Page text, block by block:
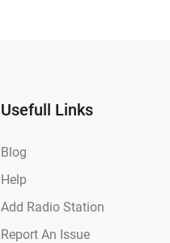
Usefull Links
Blog
Help
Add Radio Station
Report An Issue